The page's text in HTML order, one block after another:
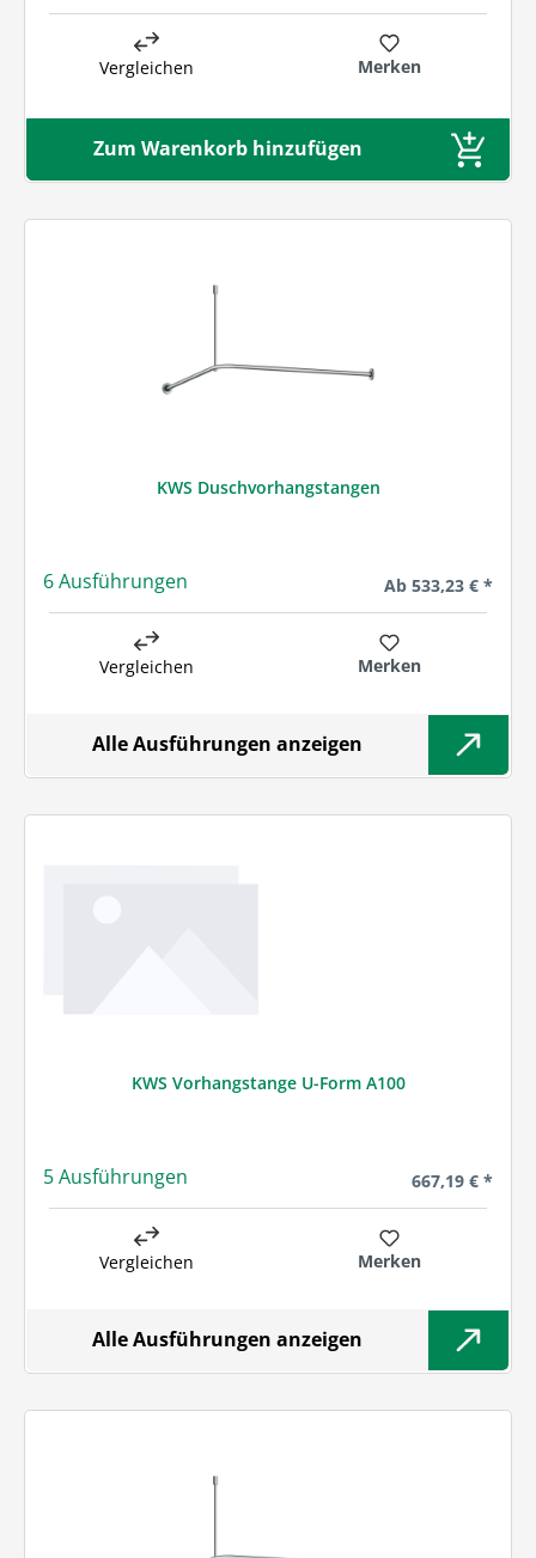
Vergleichen Merken
Zum Warenkorb hinzufügen
KWS Duschvorhangstangen
6 Ausführungen Regulärer Preis:
Ab 533,23 € *
Vergleichen Merken
Alle Ausführungen anzeigen
KWS Vorhangstange U-Form A100
5 Ausführungen Regulärer
667,19 € *
Vergleichen Merken
Alle Ausführungen anzeigen